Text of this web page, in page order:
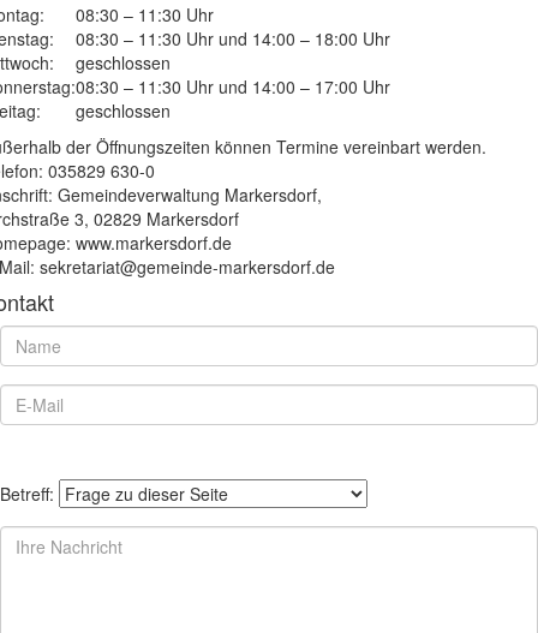
08:30 – 11:30 Uhr
08:30 – 11:30 Uhr und 14:00 – 18:00 Uhr
geschlossen
08:30 – 11:30 Uhr und 14:00 – 17:00 Uhr
geschlossen
der Öffnungszeiten können Termine vereinbart werden.
035829 630-0
Gemeindeverwaltung Markersdorf,
3, 02829 Markersdorf
www.markersdorf.de
sekretariat@gemeinde-markersdorf.de
Betreff: